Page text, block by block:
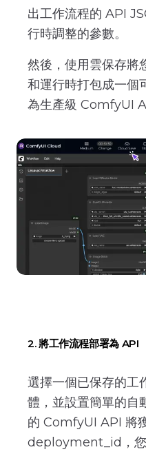
出工作流程的 API
行時調整的參數。
然後，使用雲保存將
和運行時打包成一個
為生產級 ComfyUI
2. 將工作流程部署為 API
選擇一個已保存的工
體，並設置簡單的自
的 ComfyUI API 將
deployment_id，您